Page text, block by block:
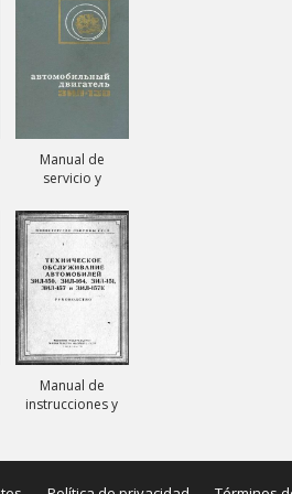
131V
Manual de
servicio y
motor ZIL-130
Manual de
instrucciones y
150, ZIL-151, ZIL-